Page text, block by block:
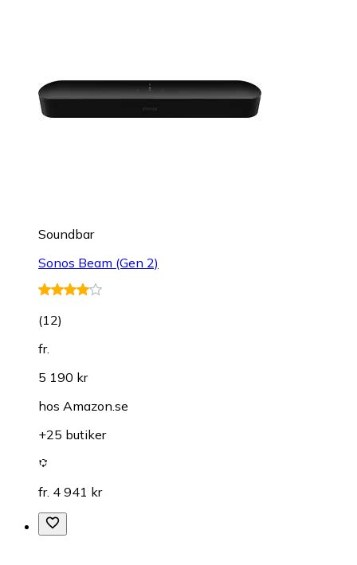
Soundbar
Sonos Beam (Gen 2)
(12)
fr.
5 190 kr
hos Amazon.se
+25 butiker
fr. 4 941 kr